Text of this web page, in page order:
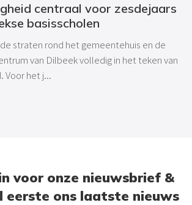
centraal voor zesdejaars
basisscholen
straten rond het gemeentehuis en de
van Dilbeek volledig in het teken van
Voor het j...
voor onze nieuwsbrief &
eerste ons laatste nieuws